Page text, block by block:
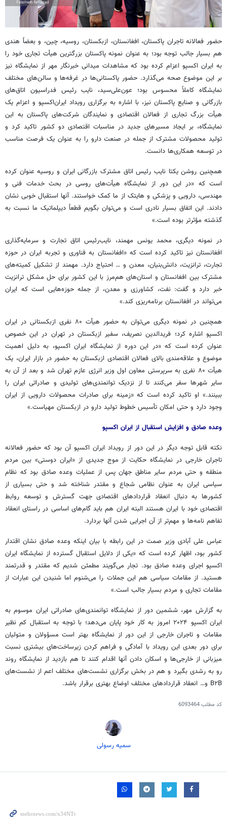
حضور فعالانه تاجران پاکستان، افغانستان، ازبکستان، روسیه، چین، و بعضاً هندی
هم بسیار جالب توجه بود؛ به عنوان نمونه پاکستان بزرگترین هیأت تجاری خود را
به ایران اکسپو اعزام کرده بود که مشاهدات میدانی خبرنگار مهر از نمایشگاه نیز
بر این موضوع صحه می‌گذارد. حضور پاکستانی‌ها در غرفه‌ها و سالن‌های مختلف
نمایشگاه کاملاً محسوس بود؛ عون‌علی‌سید، نایب رئیس فدراسیون اتاق‌های
بازرگانی و صنایع پاکستان نیز، با اشاره به برگزاری رویداد ایران‌اکسپو و اعزام یک
هیأت بزرگ تجاری از فعالان اقتصادی و نمایندگان شرکت‌های پاکستان به این
نمایشگاه، بر ایجاد مسیرهای جدید در مناسبات اقتصادی دو کشور تاکید کرد و
تولید محصولات مشترک از جمله در صنعت دارو را به عنوان یک فرصت مناسب
در توسعه همکاری‌ها دانست.
همچنین روشن یکتا نایب رئیس اتاق مشترک بازرگانی ایران و روسیه عنوان کرده
است که «در این دور از نمایشگاه هیأت‌های روسی در بحث خدمات فنی و
مهندسی، دارویی و پزشکی و هایتک از ما کمک خواستند. آنها استقبال خوبی نشان
دادند. این اتفاق بسیار نادری است و می‌توان بگویم قطعاً دیپلماتیک ما نسبت به
گذشته مؤثرتر بوده است.»
در نمونه دیگری، محمد یونس مهمند، نایب‌رئیس اتاق تجارت و سرمایه‌گذاری
افغانستان نیز تاکید کرده است که «افغانستان به فناوری و تجربه ایران در حوزه
تجارت، ترانزیت، دانش‌بنیان، معدن و … احتیاج دارد. مهمند از تشکیل کمیته‌های
مشترک بین افغانستان و استان‌های هم‌مرز با این کشور برای حل مشکل ترانزیت
خبر دارد و گفت: نفت، کشاورزی و معدن، از جمله حوزه‌هایی است که ایران
می‌تواند در افغانستان برنامه‌ریزی کند.»
همچنین در نمونه دیگری می‌توان به حضور هیأت ۸۰ نفری ازبکستانی در ایران
اکسپو اشاره کرد؛ فریدالدین نصریف، سفیر ازبکستان در تهران در این خصوص
عنوان کرده است که «در این دوره از نمایشگاه ایران اکسپو، به دلیل اهمیت
موضوع و علاقه‌مندی بالای فعالان اقتصادی ازبکستان به حضور در بازار ایران، یک
هیأت ۸۰ نفری به سرپرستی معاون اول وزیر انرژی عازم تهران شد و بعد از آن به
سایر شهرها سفر می‌کنند تا از نزدیک توانمندی‌های تولیدی و صادراتی ایران را
ببینند.» او تاکید کرده است که «زمینه برای صادرات محصولات دارویی از ایران
وجود دارد و حتی امکان تأسیس خطوط تولید دارو در ازبکستان مهیاست.»
وعده صادق و افزایش استقبال از ایران اکسپو
نکته قابل توجه دیگر در این دور از رویداد ایران اکسپو آن بود که حضور فعالانه
تاجران خارجی در نمایشگاه حکایت از موج جدیدی از «ایران دوستی» بین مردم
منطقه و حتی مردم سایر مناطق جهان پس از عملیات وعده صادق بود که نظام
سیاسی ایران به عنوان نظامی شجاع و مقتدر شناخته شد و حتی بسیاری از
کشورها به دنبال انعقاد قراردادهای اقتصادی جهت گسترش و توسعه روابط
اقتصادی خود با ایران هستند البته ایران هم باید گام‌های اساسی در راستای انعقاد
تفاهم نامه‌ها و مهم‌تر از آن اجرایی شدن آنها بردارد.
عباس علی آبادی وزیر صمت در این رابطه با بیان اینکه وعده صادق نشان اقتدار
کشور بود، اظهار کرده است که «یکی از دلایل استقبال گسترده از نمایشگاه ایران
اکسپو اجرای وعده صادق بود. تجار می‌گویند مطمئن شدیم که مقتدر و قدرتمند
هستید. از مقامات سیاسی هم این جملات را می‌شنوم اما شنیدن این عبارات از
مقامات تجاری و مردم بسیار جالب است.»
به گزارش مهر، ششمین دور از نمایشگاه توانمندی‌های صادراتی ایران موسوم به
ایران اکسپو ۲۰۲۴ امروز به کار خود پایان می‌دهد؛ با توجه به استقبال کم نظیر
مقامات و تاجران خارجی از این دور از نمایشگاه بهتر است مسؤولان و متولیان
برای دور بعدی این رویداد با آمادگی و فراهم کردن زیرساخت‌های بیشتری نسبت
میزبانی از خارجی‌ها و اسکان دادن آنها اقدام کنند تا هم بازدید از نمایشگاه روند
رو به رشدی بگیرد و هم در بخش برگزاری نشست‌های مختلف اعم از نشست‌های
B۲B و… انعقاد قراردادهای مختلف اوضاع بهتری برقرار باشد.
کد مطلب6093464
سمیه رسولی